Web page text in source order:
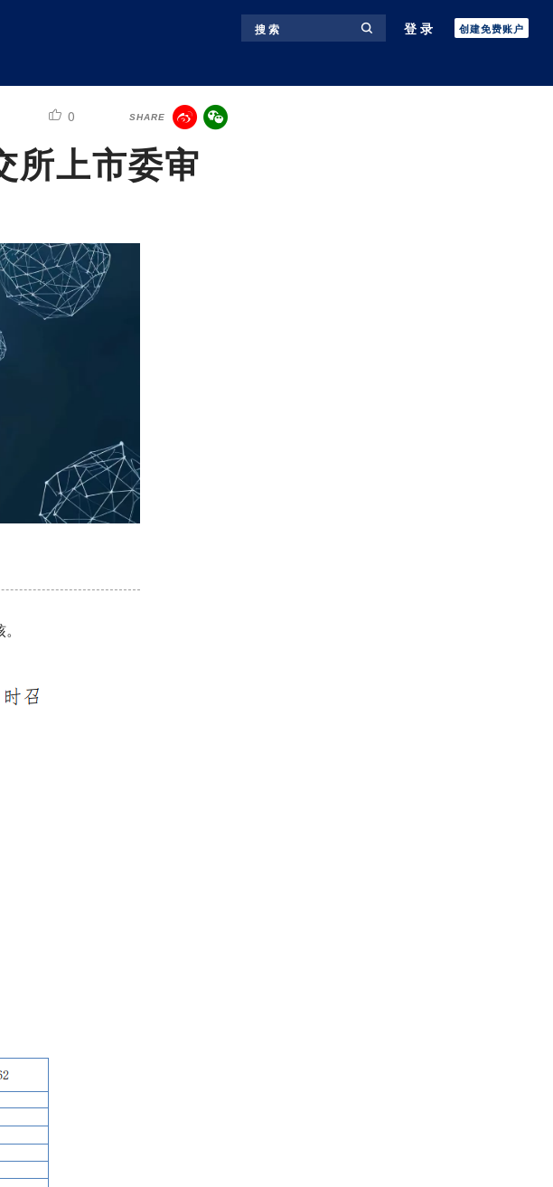
搜 索 登录 创建免费账户
0 SHARE
所上市委审